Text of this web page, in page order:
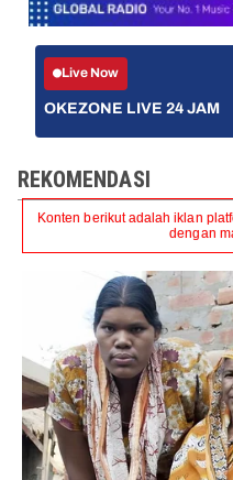
Live Now
OKEZONE LIVE 24 JAM